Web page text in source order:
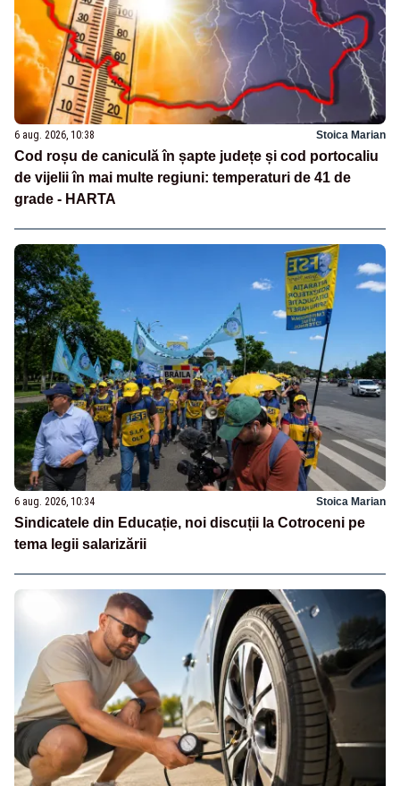
6 aug. 2026, 10:38 Stoica Marian
Cod roșu de caniculă în șapte județe și cod portocaliu
de vijelii în mai multe regiuni: temperaturi de 41 de
grade - HARTA
6 aug. 2026, 10:34 Stoica Marian
Sindicatele din Educație, noi discuții la Cotroceni pe
tema legii salarizării